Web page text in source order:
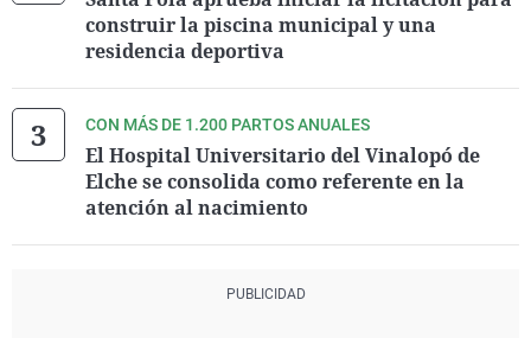
construir la piscina municipal y una
residencia deportiva
CON MÁS DE 1.200 PARTOS ANUALES
El Hospital Universitario del Vinalopó de
Elche se consolida como referente en la
atención al nacimiento